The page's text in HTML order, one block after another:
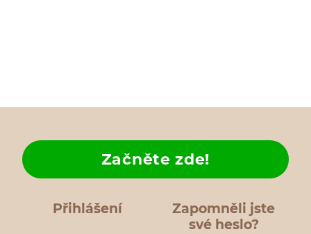
Přihlášení
Zapomněli jste
své heslo?
Začněte zde!